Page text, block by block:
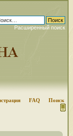
Расширенный поиск
FAQ Поиск